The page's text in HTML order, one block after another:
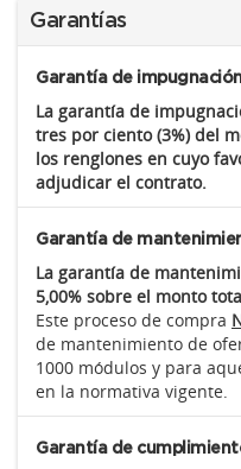
Garantías
Garantía de
La garantía de
tres por ciento (3%) del
los renglones en cuyo
adjudicar el contrato.
Garantía de
La garantía de
5,00% sobre el monto
Este proceso de compra
de mantenimiento de
1000 módulos y para
en la normativa vigente.
Garantía de